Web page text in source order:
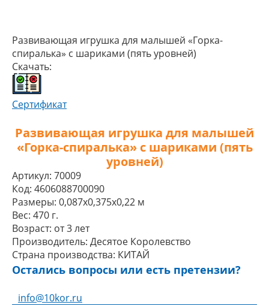
Развивающая игрушка для малышей «Горка-
спиралька» с шариками (пять уровней)
Скачать:
Сертификат
Развивающая игрушка для малышей
«Горка-спиралька» с шариками (пять
уровней)
Артикул: 70009
Код: 4606088700090
Размеры: 0,087x0,375x0,22 м
Вес: 470 г.
Возраст: от 3 лет
Производитель: Десятое Королевство
Страна производства: КИТАЙ
Остались вопросы или есть претензии?
info@10kor.ru